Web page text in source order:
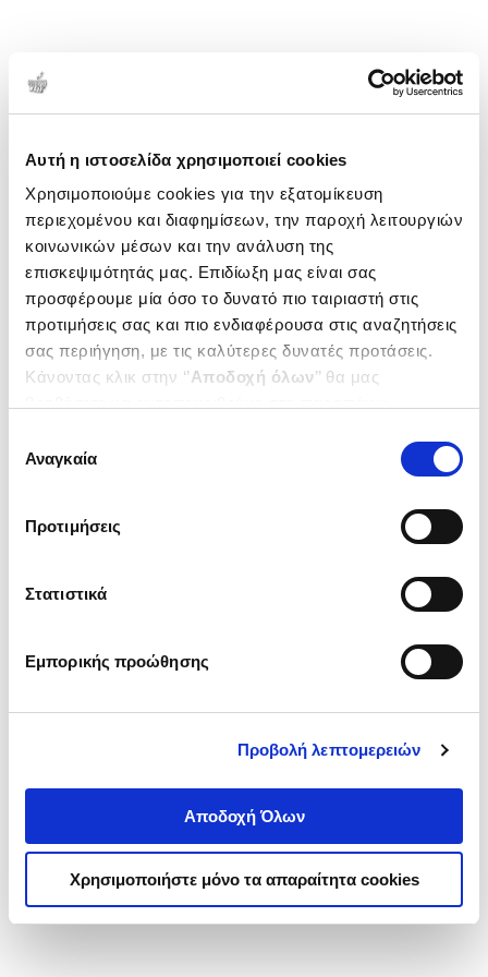
Αυτή η ιστοσελίδα χρησιμοποιεί cookies
Χρησιμοποιούμε cookies για την εξατομίκευση
περιεχομένου και διαφημίσεων, την παροχή λειτουργιών
κοινωνικών μέσων και την ανάλυση της
επισκεψιμότητάς μας. Επιδίωξη μας είναι σας
προσφέρουμε μία όσο το δυνατό πιο ταιριαστή στις
προτιμήσεις σας και πιο ενδιαφέρουσα στις αναζητήσεις
σας περιήγηση, με τις καλύτερες δυνατές προτάσεις.
Κάνοντας κλικ στην ‘’Αποδοχή όλων’’ θα μας
ενδιαφέρουν και να επιλέξετε από τα παρακάτω με την
΄΄και να ενημερωθείτε σχετικά με
συγκατάθεσης
Αναγκαία
Προτιμήσεις
Στατιστικά
Εμπορικής προώθησης
Προβολή λεπτομερειών
Αποδοχή Όλων
Χρησιμοποιήστε μόνο τα απαραίτητα cookies